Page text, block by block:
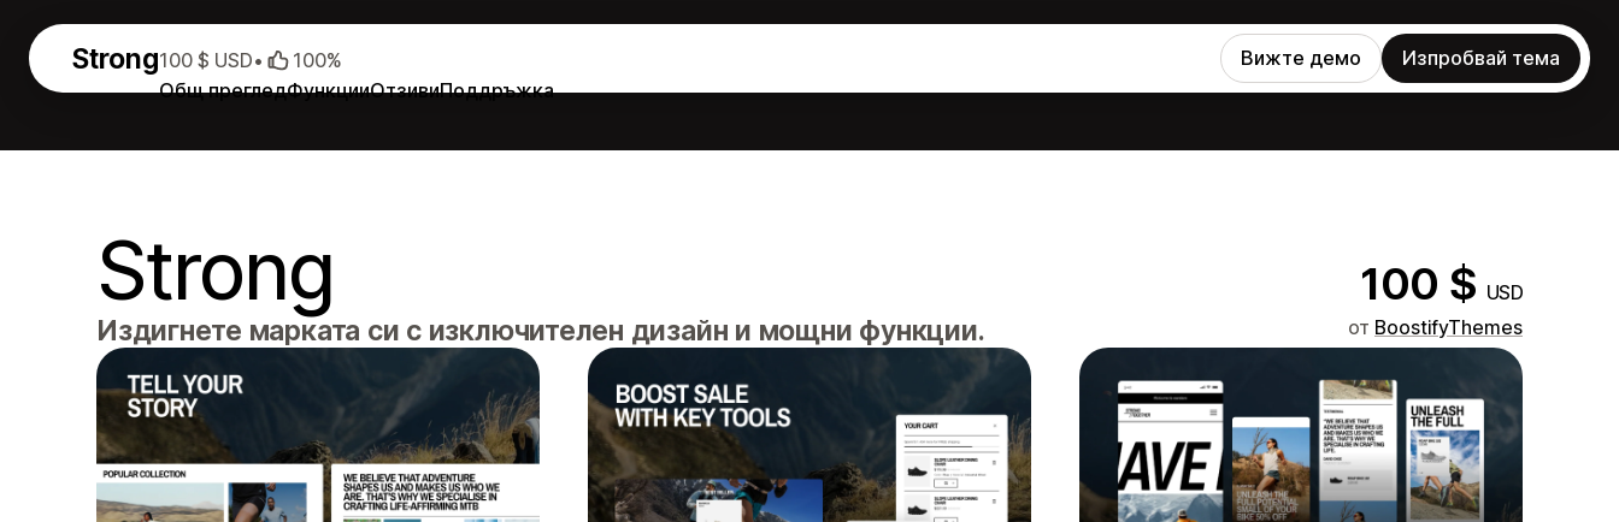
Strong
Общ прегледФункцииОтзивиПоддръжка
100 $ USD• 100% Вижте демо Изпробвай тема
Strong 100 $ USD
Издигнете марката си с изключителен дизайн и мощни функции. от BoostifyThemes